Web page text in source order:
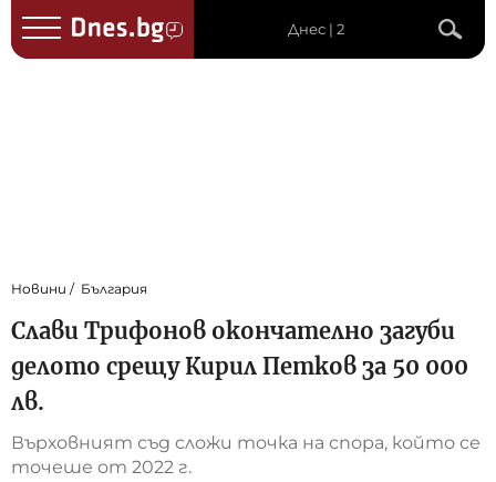
Днес | 2
Новини България
Слави Трифонов окончателно загуби
делото срещу Кирил Петков за 50 000
лв.
Върховният съд сложи точка на спора, който се
точеше от 2022 г.